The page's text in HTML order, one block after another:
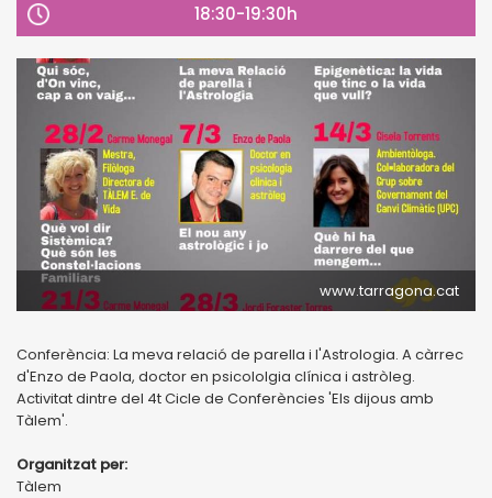
18:30-19:30h
www.tarragona.cat
Conferència: La meva relació de parella i l'Astrologia. A càrrec
d'Enzo de Paola, doctor en psicololgia clínica i astròleg.
Activitat dintre del 4t Cicle de Conferències 'Els dijous amb
Tàlem'.
Organitzat per:
Tàlem